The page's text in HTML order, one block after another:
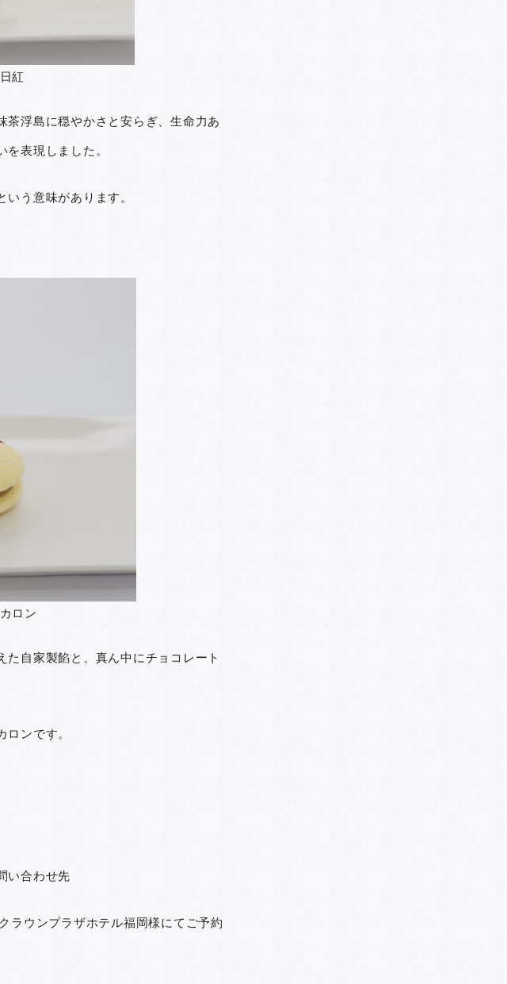
紅
茶浮島に穏やかさと安らぎ、生命力あ
表現しました。
う意味があります。
ロン
た自家製餡と、真ん中にチョコレート
ンです。
い合わせ先
ラウンプラザホテル福岡様にてご予約